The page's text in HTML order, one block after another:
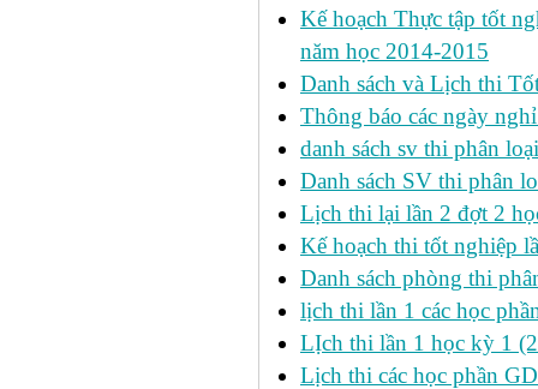
Kế hoạch Thực tập tốt
năm học 2014-2015
Danh sách và Lịch thi
Thông báo các ngày
danh sách sv thi phân
Danh sách SV thi phân
Lịch thi lại lần 2 đợt 2
Kế hoạch thi tốt nghiệp
Danh sách phòng thi
lịch thi lần 1 các học
LỊch thi lần 1 học kỳ 1
Lịch thi các học phần